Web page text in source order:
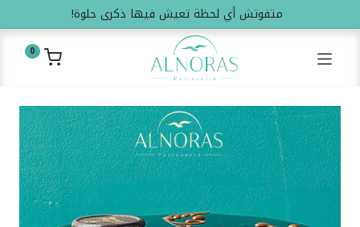
متفوتش أي لحظة تعيش فيها ذكرى حلوة!
0